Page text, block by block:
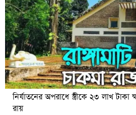
নির্যাতনের অপরাধে স্ত্রীকে ২৩ লাখ টাকা
রায়